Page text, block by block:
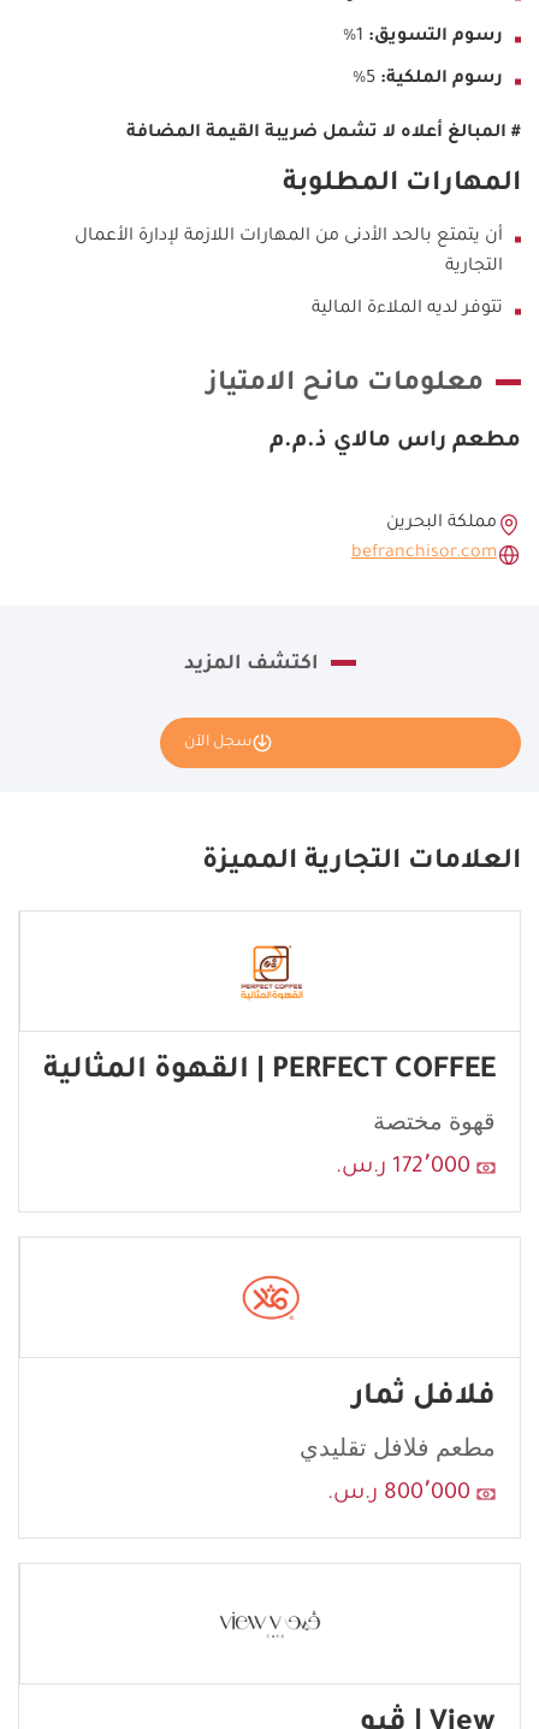
رسوم التسويق:
رسوم الملكية:
# المبالغ أعلاه لا تشمل ضريبة القيمة المضافة
المهارات المطلوبة
أن يتمتع بالحد الأدنى من المهارات اللازمة لإدارة الأعمال
التجارية
تتوفر لديه الملاءة المالية
معلومات مانح الامتياز
مطعم راس مالاي ذ.م.م
مملكة البحرين
befranchisor.com
اكتشف المزيد
سجل الآن
form
blank
إرسال
العلامات التجارية المميزة
PERFECT COFFEE | القهوة المثالية
قهوة مختصة
172٬000 ر.س.
فلافل ثمار
مطعم فلافل تقليدي
800٬000 ر.س.